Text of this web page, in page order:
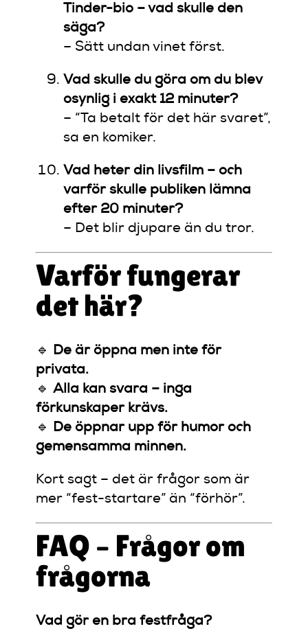
Tinder-bio – vad skulle den
säga?
– Sätt undan vinet först.
Vad skulle du göra om du blev
osynlig i exakt 12 minuter?
– “Ta betalt för det här svaret”,
sa en komiker.
Vad heter din livsfilm – och
varför skulle publiken lämna
efter 20 minuter?
– Det blir djupare än du tror.
Varför fungerar
det här?
🔹 De är öppna men inte för
privata.
🔹Alla kan svara – inga
förkunskaper krävs.
🔹 De öppnar upp för humor och
gemensamma minnen.
Kort sagt – det är frågor som är
mer “fest-startare” än “förhör”.
FAQ – Frågor om
frågorna
Vad gör en bra festfråga?